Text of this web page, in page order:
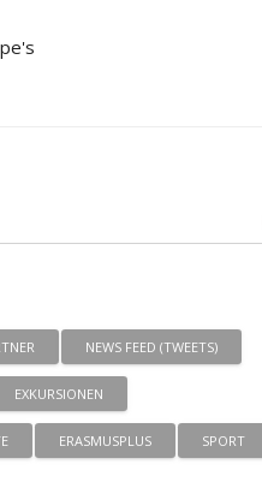
NEWS FEED (TWEETS)
EXKURSIONEN
ERASMUSPLUS SPORT